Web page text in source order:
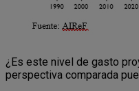
¿Es este nivel de gasto
perspectiva comparada